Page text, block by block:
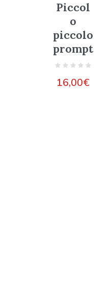
Piccol
o
piccolo
prompt
16,00€